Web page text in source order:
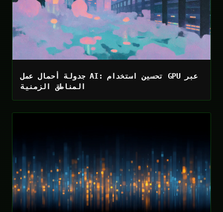
جدولة أحمال عمل AI: تحسين استخدام GPU عبر
المناطق الزمنية